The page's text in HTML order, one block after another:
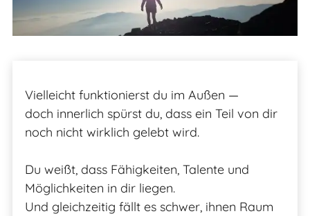
Vielleicht funktionierst du im Außen —
doch innerlich spürst du, dass ein Teil von dir
noch nicht wirklich gelebt wird.
Du weißt, dass Fähigkeiten, Talente und
Möglichkeiten in dir liegen.
Und gleichzeitig fällt es schwer, ihnen Raum